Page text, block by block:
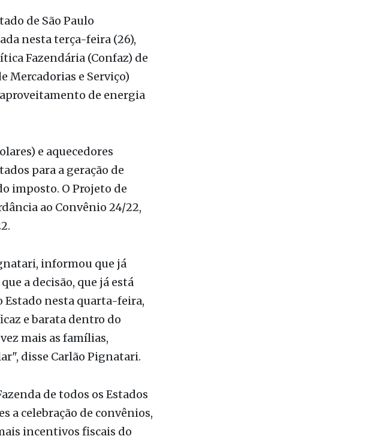
de energia
e aquecedores
para a geração de
imposto. O Projeto de
informou que já
a decisão, que já está
nesta quarta-feira,
mais as famílias,
disse Carlão Pignatari.
de todos os Estados
celebração de convênios,
incentivos fiscais do